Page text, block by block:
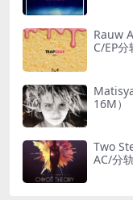
Rauw
C/EP分
16M）
Two
AC/分